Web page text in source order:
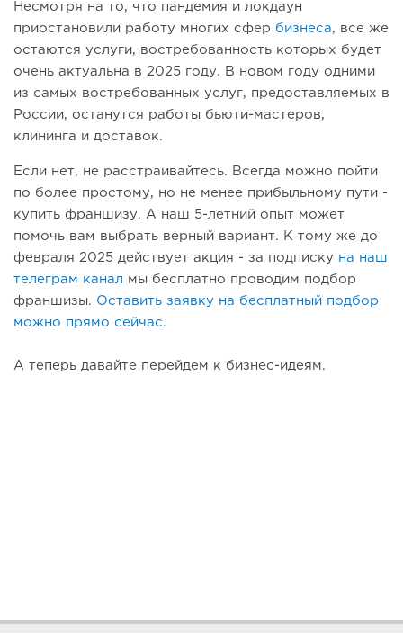
Несмотря на то, что пандемия и локдаун
приостановили работу многих сфер бизнеса, все же
остаются услуги, востребованность которых будет
очень актуальна в 2025 году. В новом году одними
из самых востребованных услуг, предоставляемых в
России, останутся работы бьюти-мастеров,
клининга и доставок.
Если нет, не расстраивайтесь. Всегда можно пойти
по более простому, но не менее прибыльному пути -
купить франшизу. А наш 5-летний опыт может
помочь вам выбрать верный вариант. К тому же до
февраля 2025 действует акция - за подписку на наш
телеграм канал мы бесплатно проводим подбор
франшизы. Оставить заявку на бесплатный подбор
можно прямо сейчас.
А теперь давайте перейдем к бизнес-идеям.